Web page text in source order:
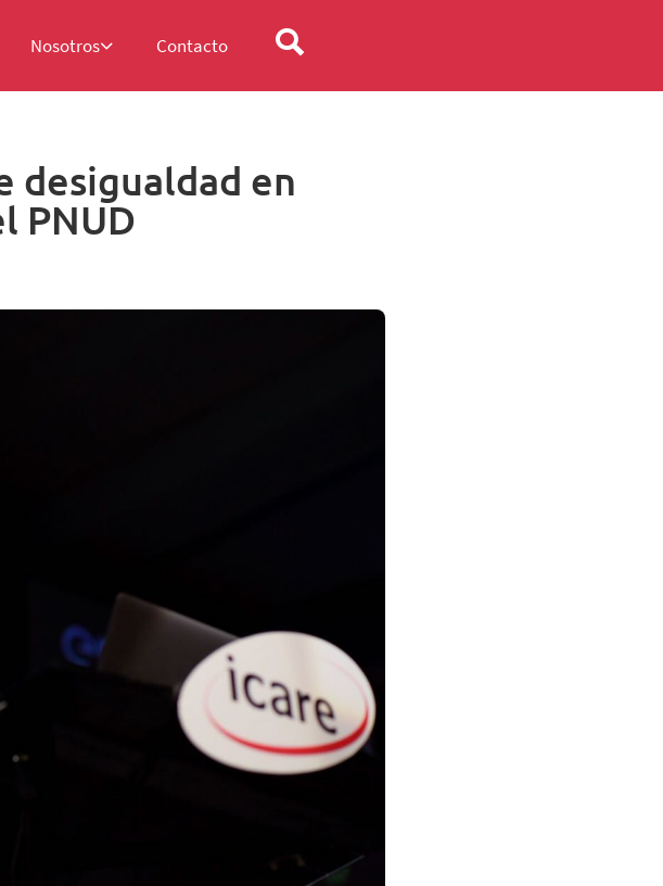
Nosotros Contacto
desigualdad en
PNUD